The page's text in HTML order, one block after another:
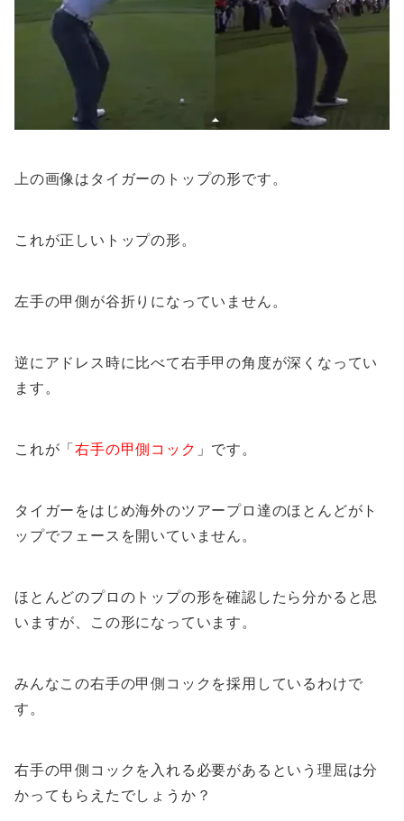
上の画像はタイガーのトップの形です。
これが正しいトップの形。
左手の甲側が谷折りになっていません。
逆にアドレス時に比べて右手甲の角度が深くなってい
ます。
これが「右手の甲側コック 」です。
タイガーをはじめ海外のツアープロ達のほとんどがト
ップでフェースを開いていません。
ほとんどのプロのトップの形を確認したら分かると思
いますが、この形になっています。
みんなこの右手の甲側コックを採用しているわけで
す。
右手の甲側コックを入れる必要があるという理屈は分
かってもらえたでしょうか？